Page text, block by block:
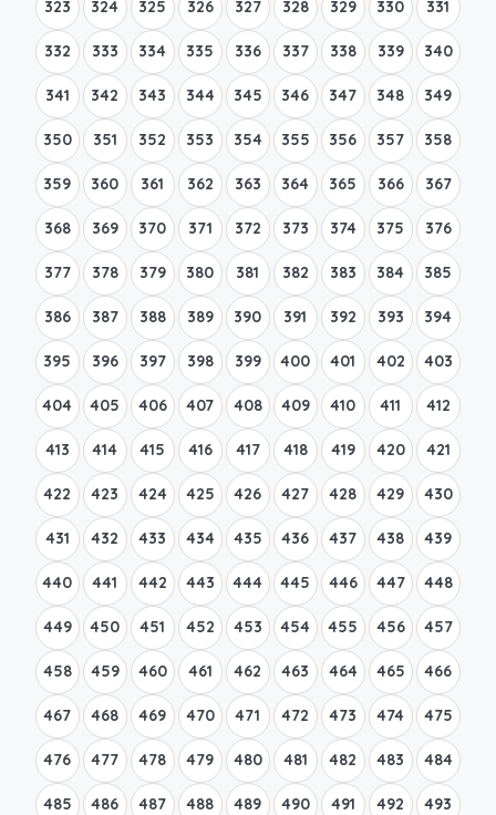
323 324 325 326 327 328 329 330 331
332 333 334 335 336 337 338 339 340
341 342 343 344 345 346 347 348 349
350 351 352 353 354 355 356 357 358
359 360 361 362 363 364 365 366 367
368 369 370 371 372 373 374 375 376
377 378 379 380 381 382 383 384 385
386 387 388 389 390 391 392 393 394
395 396 397 398 399 400 401 402 403
404 405 406 407 408 409 410 411 412
413 414 415 416 417 418 419 420 421
422 423 424 425 426 427 428 429 430
431 432 433 434 435 436 437 438 439
440 441 442 443 444 445 446 447 448
449 450 451 452 453 454 455 456 457
458 459 460 461 462 463 464 465 466
467 468 469 470 471 472 473 474 475
476 477 478 479 480 481 482 483 484
485 486 487 488 489 490 491 492 493